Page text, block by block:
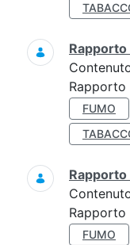
Rapporto
FUMO
Rapporto
Rapporto
FUMO